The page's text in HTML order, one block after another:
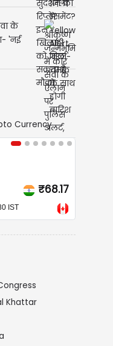
के
'नई
Currency
USD $1
09/08/2026 14:30 IST
Khattar